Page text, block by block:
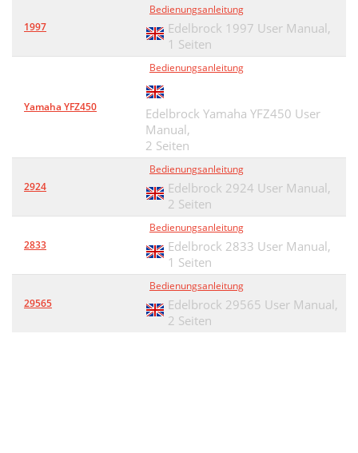
1997
Bedienungsanleitung
Edelbrock 1997 User Manual,
1 Seiten
Yamaha YFZ450
Bedienungsanleitung
Edelbrock Yamaha YFZ450 User
Manual,
2 Seiten
2924
Bedienungsanleitung
Edelbrock 2924 User Manual,
2 Seiten
2833
Bedienungsanleitung
Edelbrock 2833 User Manual,
1 Seiten
29565
Bedienungsanleitung
Edelbrock 29565 User Manual,
2 Seiten